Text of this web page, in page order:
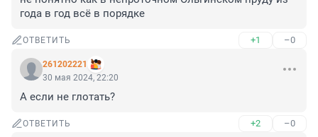
года в год всё в порядке
ОТВЕТИТЬ +1 –0
261202221
30 мая 2024, 22:20
А если не глотать?
ОТВЕТИТЬ +2 –0